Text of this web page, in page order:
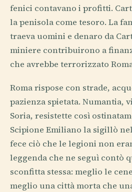
fenici contavano i profitti.
la penisola come tesoro. La
traeva uomini e denaro da
miniere contribuirono a
che avrebbe terrorizzato
Roma rispose con strade,
pazienza spietata. Numantia,
Soria, resistette così
Scipione Emiliano la sigillò nel
fece ciò che le legioni non
leggenda che ne seguì contò
sconfitta stessa: meglio le
meglio una città morta che